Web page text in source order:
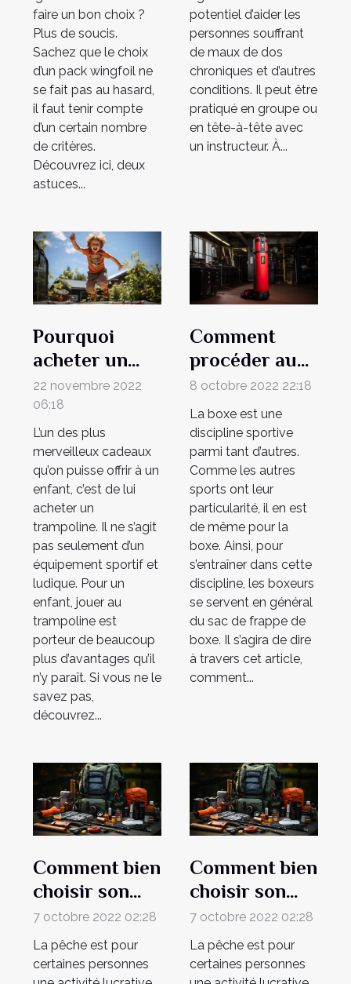
faire un bon choix ?
Plus de soucis.
Sachez que le choix
d’un pack wingfoil ne
se fait pas au hasard,
il faut tenir compte
d’un certain nombre
de critères.
Découvrez ici, deux
astuces...
potentiel d’aider les
personnes souffrant
de maux de dos
chroniques et d’autres
conditions. Il peut être
pratiqué en groupe ou
en tête-à-tête avec
un instructeur. À...
Pourquoi
acheter un
trampoline à
votre enfant ?
22 novembre 2022
06:18
L’un des plus
merveilleux cadeaux
qu’on puisse offrir à un
enfant, c’est de lui
acheter un
trampoline. Il ne s’agit
pas seulement d’un
équipement sportif et
ludique. Pour un
enfant, jouer au
trampoline est
porteur de beaucoup
plus d’avantages qu’il
n’y paraît. Si vous ne le
savez pas,
découvrez...
Comment
procéder au
choix de son
sac de frappe
de boxe ?
8 octobre 2022 22:18
La boxe est une
discipline sportive
parmi tant d’autres.
Comme les autres
sports ont leur
particularité, il en est
de même pour la
boxe. Ainsi, pour
s’entraîner dans cette
discipline, les boxeurs
se servent en général
du sac de frappe de
boxe. Il s’agira de dire
à travers cet article,
comment...
Comment bien
choisir son
matériel de
pêche ?
7 octobre 2022 02:28
La pêche est pour
certaines personnes
Comment bien
choisir son
matériel de
pêche ?
7 octobre 2022 02:28
La pêche est pour
certaines personnes